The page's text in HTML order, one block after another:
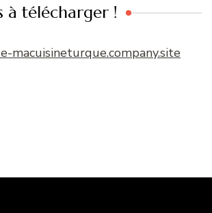
à télécharger !
macuisineturque.company.site